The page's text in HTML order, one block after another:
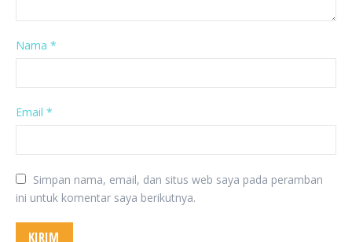
Nama *
Email *
Simpan nama, email, dan situs web saya pada peramban
ini untuk komentar saya berikutnya.